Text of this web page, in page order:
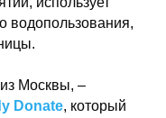
водопользования,
Москвы, –
Donate, который